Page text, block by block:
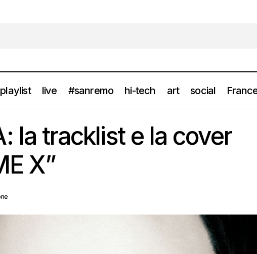
playlist live #sanremo hi-tech art social
MADONNA: la tracklist e la cover di “MADAME X”
la tracklist e la cover
X”